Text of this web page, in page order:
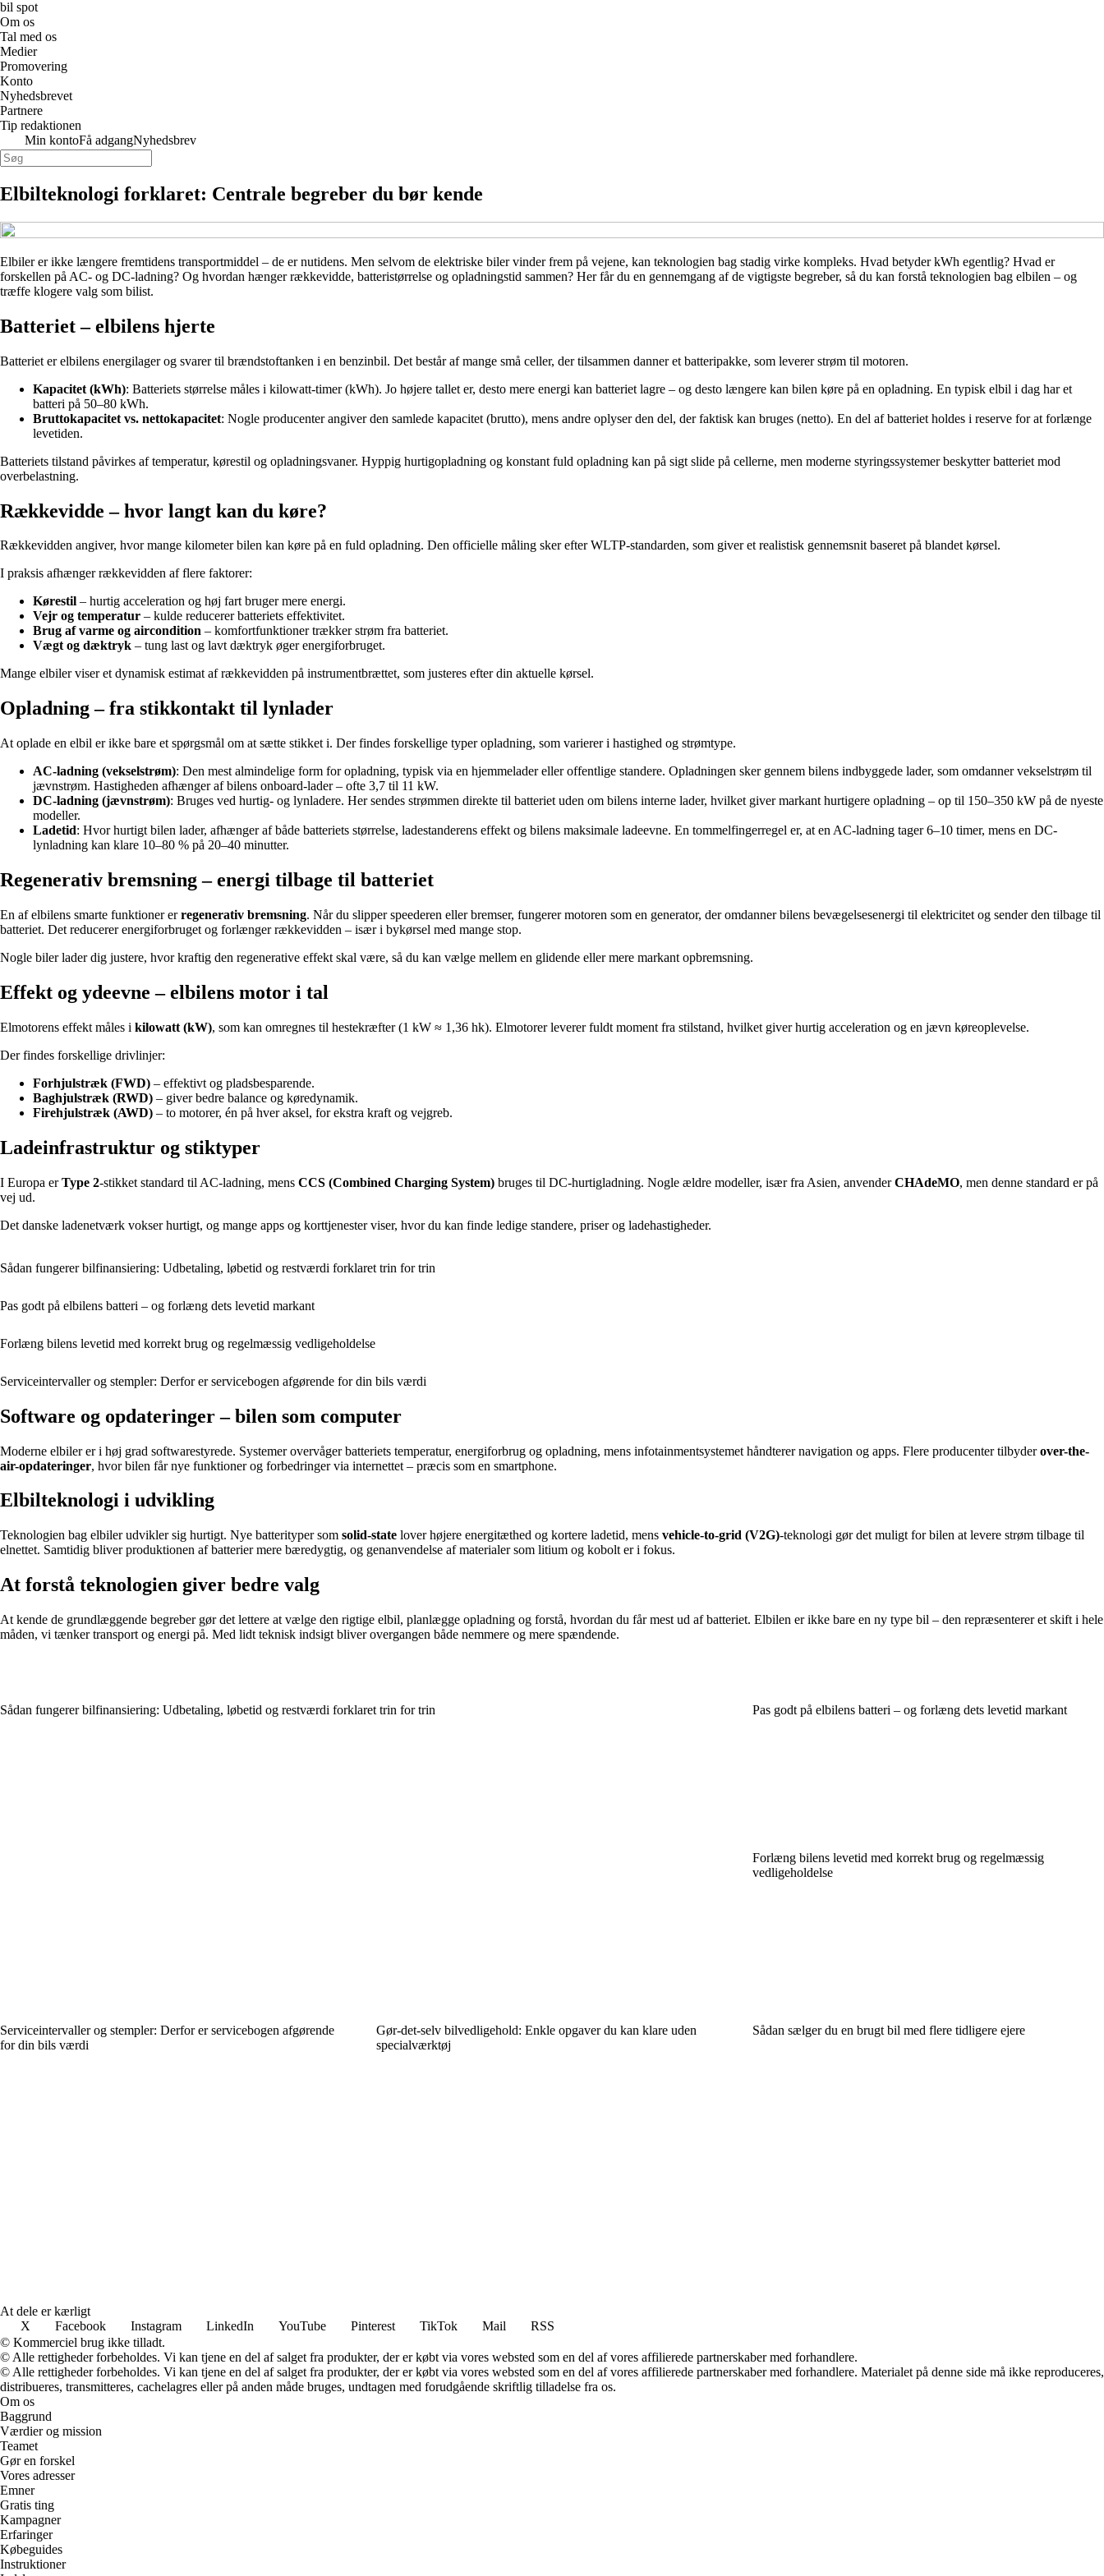
bil spot
Om os
Tal med os
Medier
Promovering
Konto
Nyhedsbrevet
Partnere
Tip redaktionen
Min kontoFå adgangNyhedsbrev
Elbilteknologi forklaret: Centrale begreber du bør kende
Elbiler er ikke længere fremtidens transportmiddel – de er nutidens. Men selvom de elektriske biler vinder frem på vejene, kan teknologien bag stadig virke kompleks. Hvad betyder kWh egentlig? Hvad er
forskellen på AC- og DC-ladning? Og hvordan hænger rækkevidde, batteristørrelse og opladningstid sammen? Her får du en gennemgang af de vigtigste begreber, så du kan forstå teknologien bag elbilen – og
træffe klogere valg som bilist.
Batteriet – elbilens hjerte
Batteriet er elbilens energilager og svarer til brændstoftanken i en benzinbil. Det består af mange små celler, der tilsammen danner et batteripakke, som leverer strøm til motoren.
Kapacitet (kWh): Batteriets størrelse måles i kilowatt-timer (kWh). Jo højere tallet er, desto mere energi kan batteriet lagre – og desto længere kan bilen køre på en opladning. En typisk elbil i dag har et
batteri på 50–80 kWh.
Bruttokapacitet vs. nettokapacitet: Nogle producenter angiver den samlede kapacitet (brutto), mens andre oplyser den del, der faktisk kan bruges (netto). En del af batteriet holdes i reserve for at forlænge
levetiden.
Batteriets tilstand påvirkes af temperatur, kørestil og opladningsvaner. Hyppig hurtigopladning og konstant fuld opladning kan på sigt slide på cellerne, men moderne styringssystemer beskytter batteriet mod
overbelastning.
Rækkevidde – hvor langt kan du køre?
Rækkevidden angiver, hvor mange kilometer bilen kan køre på en fuld opladning. Den officielle måling sker efter WLTP-standarden, som giver et realistisk gennemsnit baseret på blandet kørsel.
I praksis afhænger rækkevidden af flere faktorer:
Kørestil – hurtig acceleration og høj fart bruger mere energi.
Vejr og temperatur – kulde reducerer batteriets effektivitet.
Brug af varme og aircondition – komfortfunktioner trækker strøm fra batteriet.
Vægt og dæktryk – tung last og lavt dæktryk øger energiforbruget.
Mange elbiler viser et dynamisk estimat af rækkevidden på instrumentbrættet, som justeres efter din aktuelle kørsel.
Opladning – fra stikkontakt til lynlader
At oplade en elbil er ikke bare et spørgsmål om at sætte stikket i. Der findes forskellige typer opladning, som varierer i hastighed og strømtype.
AC-ladning (vekselstrøm): Den mest almindelige form for opladning, typisk via en hjemmelader eller offentlige standere. Opladningen sker gennem bilens indbyggede lader, som omdanner vekselstrøm til
jævnstrøm. Hastigheden afhænger af bilens onboard-lader – ofte 3,7 til 11 kW.
DC-ladning (jævnstrøm): Bruges ved hurtig- og lynladere. Her sendes strømmen direkte til batteriet uden om bilens interne lader, hvilket giver markant hurtigere opladning – op til 150–350 kW på de nyeste
modeller.
Ladetid: Hvor hurtigt bilen lader, afhænger af både batteriets størrelse, ladestanderens effekt og bilens maksimale ladeevne. En tommelfingerregel er, at en AC-ladning tager 6–10 timer, mens en DC-
lynladning kan klare 10–80 % på 20–40 minutter.
Regenerativ bremsning – energi tilbage til batteriet
En af elbilens smarte funktioner erregenerativ bremsning. Når du slipper speederen eller bremser, fungerer motoren som en generator, der omdanner bilens bevægelsesenergi til elektricitet og sender den tilbage til
batteriet. Det reducerer energiforbruget og forlænger rækkevidden – især i bykørsel med mange stop.
Nogle biler lader dig justere, hvor kraftig den regenerative effekt skal være, så du kan vælge mellem en glidende eller mere markant opbremsning.
Effekt og ydeevne – elbilens motor i tal
Elmotorens effekt måles i kilowatt (kW), som kan omregnes til hestekræfter (1 kW ≈ 1,36 hk). Elmotorer leverer fuldt moment fra stilstand, hvilket giver hurtig acceleration og en jævn køreoplevelse.
Der findes forskellige drivlinjer:
Forhjulstræk (FWD) – effektivt og pladsbesparende.
Baghjulstræk (RWD) – giver bedre balance og køredynamik.
Firehjulstræk (AWD) – to motorer, én på hver aksel, for ekstra kraft og vejgreb.
Ladeinfrastruktur og stiktyper
I Europa erType 2-stikket standard til AC-ladning, mens CCS (Combined Charging System) bruges til DC-hurtigladning. Nogle ældre modeller, især fra Asien, anvenderCHAdeMO, men denne standard er på
vej ud.
Det danske ladenetværk vokser hurtigt, og mange apps og korttjenester viser, hvor du kan finde ledige standere, priser og ladehastigheder.
Sådan fungerer bilfinansiering: Udbetaling, løbetid og restværdi forklaret trin for trin
Pas godt på elbilens batteri – og forlæng dets levetid markant
Forlæng bilens levetid med korrekt brug og regelmæssig vedligeholdelse
Serviceintervaller og stempler: Derfor er servicebogen afgørende for din bils værdi
Software og opdateringer – bilen som computer
Moderne elbiler er i høj grad softwarestyrede. Systemer overvåger batteriets temperatur, energiforbrug og opladning, mens infotainmentsystemet håndterer navigation og apps. Flere producenter tilbyderover-the-
air-opdateringer, hvor bilen får nye funktioner og forbedringer via internettet – præcis som en smartphone.
Elbilteknologi i udvikling
Teknologien bag elbiler udvikler sig hurtigt. Nye batterityper som solid-state lover højere energitæthed og kortere ladetid, mens vehicle-to-grid (V2G)-teknologi gør det muligt for bilen at levere strøm tilbage til
elnettet. Samtidig bliver produktionen af batterier mere bæredygtig, og genanvendelse af materialer som litium og kobolt er i fokus.
At forstå teknologien giver bedre valg
At kende de grundlæggende begreber gør det lettere at vælge den rigtige elbil, planlægge opladning og forstå, hvordan du får mest ud af batteriet. Elbilen er ikke bare en ny type bil – den repræsenterer et skift i hele
måden, vi tænker transport og energi på. Med lidt teknisk indsigt bliver overgangen både nemmere og mere spændende.
Sådan fungerer bilfinansiering: Udbetaling, løbetid og restværdi forklaret trin for trin Pas godt på elbilens batteri – og forlæng dets levetid markant
Forlæng bilens levetid med korrekt brug og regelmæssig
vedligeholdelse
Serviceintervaller og stempler: Derfor er servicebogen afgørende
for din bils værdi
Gør-det-selv bilvedligehold: Enkle opgaver du kan klare uden
specialværktøj
Sådan sælger du en brugt bil med flere tidligere ejere
At dele er kærligt
X
Facebook Instagram LinkedIn YouTube Pinterest TikTok Mail
RSS
© Kommerciel brug ikke tilladt.
© Alle rettigheder forbeholdes. Vi kan tjene en del af salget fra produkter, der er købt via vores websted som en del af vores affilierede partnerskaber med forhandlere.
© Alle rettigheder forbeholdes. Vi kan tjene en del af salget fra produkter, der er købt via vores websted som en del af vores affilierede partnerskaber med forhandlere. Materialet på denne side må ikke reproduceres,
distribueres, transmitteres, cachelagres eller på anden måde bruges, undtagen med forudgående skriftlig tilladelse fra os.
Om os
Baggrund
Værdier og mission
Teamet
Gør en forskel
Vores adresser
Emner
Gratis ting
Kampagner
Erfaringer
Købeguides
Instruktioner